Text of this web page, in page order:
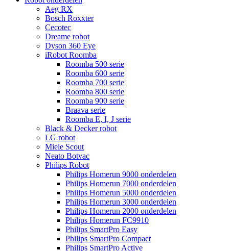
Aeg RX
Bosch Roxxter
Cecotec
Dreame robot
Dyson 360 Eye
iRobot Roomba
Roomba 500 serie
Roomba 600 serie
Roomba 700 serie
Roomba 800 serie
Roomba 900 serie
Braava serie
Roomba E, I, J serie
Black & Decker robot
LG robot
Miele Scout
Neato Botvac
Philips Robot
Philips Homerun 9000 onderdelen
Philips Homerun 7000 onderdelen
Philips Homerun 5000 onderdelen
Philips Homerun 3000 onderdelen
Philips Homerun 2000 onderdelen
Philips Homerun FC9910
Philips SmartPro Easy
Philips SmartPro Compact
Philips SmartPro Active